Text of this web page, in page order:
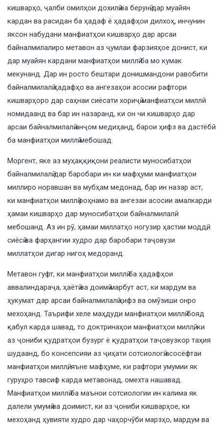
кишварҳо, ҷалби омилҳои дохилӣ ва берунӣ дар муайян
кардан ва расидан ба ҳадаф ё ҳадафҳои дилхоҳ, инчунин
яксон набудани манфиатҳои кишварҳо дар арсаи
байналмилалиро метавон аз ҷумлаи фарзияҳое донист, ки
дар муайян кардани манфиатҳои миллӣ ба мо кумак
мекунанд. Дар ин росто бештари донишмандони равобити
байналмилалӣ ҳадафҳо ва ангезаҳои асосии рафтори
кишварҳоро дар саҳнаи сиёсати хориҷӣ манфиатҳои миллӣ
номидаанд ва бар ин назаранд, ки он чи кишварҳо дар
арсаи байналмилалӣ анҷом медиҳанд, барои ҳифз ва дастёбӣ
ба манфиатҳои миллӣ мебошад.
Моргент, яке аз муҳаққиқони реалисти муносибатҳои
байналмилалӣ дар баробари ин ки мафҳуми манфиатҳои
миллиро норавшан ва мубҳам медонад, бар ин назар аст,
ки манфиатҳои миллӣ роҳнамо ва ангезаи асосии амалкарди
ҳамаи кишварҳо дар муносибатҳои байналмилалӣ
мебошанд. Аз ин рӯ, ҳамаи миллатҳо ногузир ҳастии моддӣ,
сиёсӣ ва фарҳангии худро дар баробари таҷовузи
миллатҳои дигар нигоҳ медоранд.
Метавон гуфт, ки манфиатҳои миллӣ ба ҳадафҳои
аввалиндараҷа, ҳаётӣ ва доимӣ марбут аст, ки мардум ва
ҳукумат дар арсаи байналмилалӣ ҳифз ва омӯзиши онро
мехоҳанд. Таърифи хеле маҳдуди манфиатҳои миллӣ бояд
қабул карда шавад, то доктринаҳои манфиатҳои миллӣ, ки
аз ҷониби қудратҳои бузург ё қудратҳои таҷовузкор таҳия
шудаанд, бо консепсияи аз ҷиҳати сотсиологӣ асосёфтаи
манфиатҳои миллӣ, яъне мафҳуме, ки рафтори умумии як
гуруҳро тавсиф карда метавонад, омехта нашавад.
Манфиатҳои миллӣ ба маънои сотсиологии ин калима як
далели умумӣ ва доимист, ки аз ҷониби кишварҳое, ки
мехоҳанд ҳувияти худро дар чаҳорчӯби марзҳо, мардум ва